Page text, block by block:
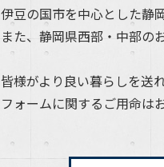
伊豆の国市を中心とした静
また、静岡県西部・中部の
皆様がより良い暮らしを送
フォームに関するご用命は